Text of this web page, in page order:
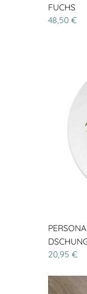
FUCHS
48,50 €
20,95 €